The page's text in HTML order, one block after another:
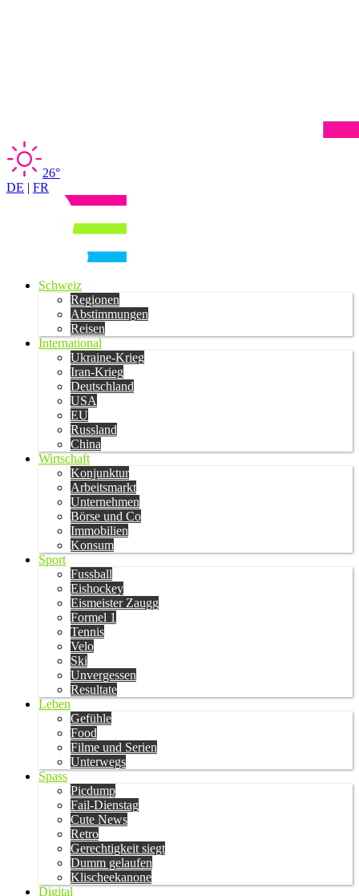
26°
DE | FR
Schweiz
Regionen
Abstimmungen
Reisen
International
Ukraine-Krieg
Iran-Krieg
Deutschland
USA
EU
Russland
China
Wirtschaft
Konjunktur
Arbeitsmarkt
Unternehmen
Börse und Co
Immobilien
Konsum
Sport
Fussball
Eishockey
Eismeister Zaugg
Formel 1
Tennis
Velo
Ski
Unvergessen
Resultate
Leben
Gefühle
Food
Filme und Serien
Unterwegs
Spass
Picdump
Fail-Dienstag
Cute News
Retro
Gerechtigkeit siegt
Dumm gelaufen
Klischeekanone
Digital